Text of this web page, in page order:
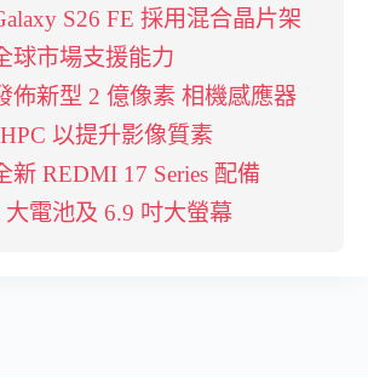
S26 FE 採用混合晶片架
球市場支援能力
佈新型 2 億像素 相機感應器
以提升影像質素
新 REDMI 17 Series 配備
大電池及 6.9 吋大螢幕